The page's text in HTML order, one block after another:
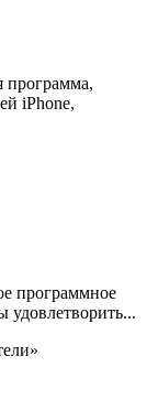
программа,
iPhone,
программное
удовлетворить...